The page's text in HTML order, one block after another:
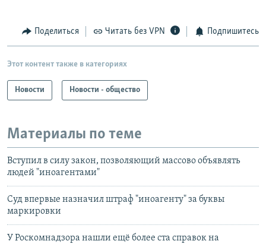
Поделиться Читать без VPN Подпишитесь
Этот контент также в категориях
Новости Новости - общество
Материалы по теме
Вступил в силу закон, позволяющий массово объявлять
людей "иноагентами"
Суд впервые назначил штраф "иноагенту" за буквы
маркировки
У Роскомнадзора нашли ещё более ста справок на